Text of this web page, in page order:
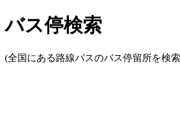
バス停検索
(全国にある路線バスのバス停留所を検